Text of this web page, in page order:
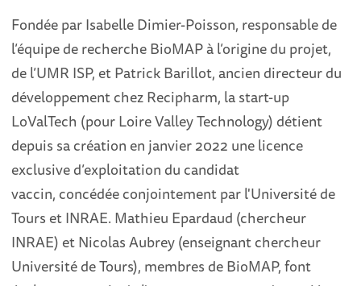
Fondée par Isabelle Dimier-Poisson, responsable de
l’équipe de recherche BioMAP à l’origine du projet,
de l’UMR ISP, et Patrick Barillot, ancien directeur du
développement chez Recipharm, la start-up
LoValTech (pour Loire Valley Technology) détient
depuis sa création en janvier 2022 une licence
exclusive d’exploitation du candidat
vaccin, concédée conjointement par l'Université de
Tours et INRAE. Mathieu Epardaud (chercheur
INRAE) et Nicolas Aubrey (enseignant chercheur
Université de Tours), membres de BioMAP, font